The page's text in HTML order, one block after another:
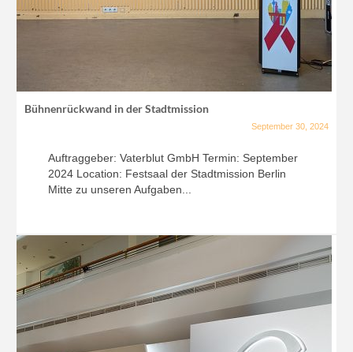
Bühnenrückwand in der Stadtmission
September 30, 2024
Auftraggeber: Vaterblut GmbH Termin: September
2024 Location: Festsaal der Stadtmission Berlin
Mitte zu unseren Aufgaben...